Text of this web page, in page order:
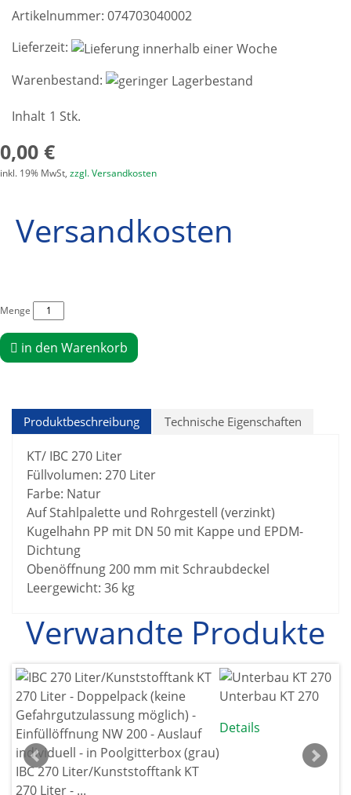
Artikelnummer: 074703040002
Lieferzeit:
Warenbestand:
Inhalt 1 Stk.
0,00 €
inkl. 19% MwSt, zzgl. Versandkosten
Versandkosten
Menge
in den Warenkorb
Produktbeschreibung Technische Eigenschaften
KT/ IBC 270 Liter
Füllvolumen: 270 Liter
Farbe: Natur
Auf Stahlpalette und Rohrgestell (verzinkt)
Kugelhahn PP mit DN 50 mit Kappe und EPDM-
Dichtung
Obenöffnung 200 mm mit Schraubdeckel
Leergewicht: 36 kg
Verwandte Produkte
IBC 270 Liter/Kunststofftank KT
270 Liter - ...
Unterbau KT 270
Details